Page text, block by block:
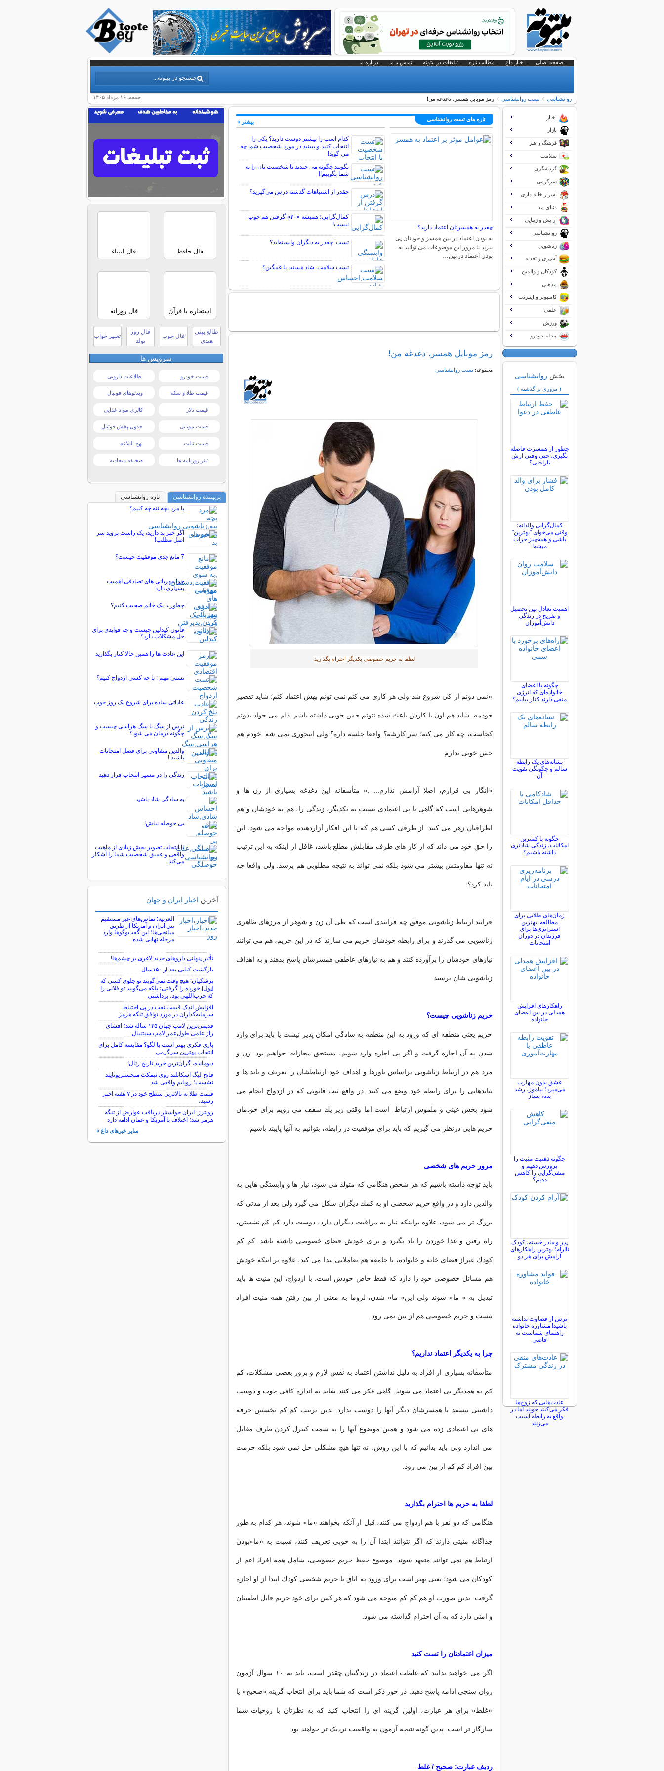
صفحه اصلی اخبار داغ مطالب تازه تبلیغات در بیتوته تماس با ما درباره ما
جمعه, ۱۶ مرداد ۱۴۰۵ روانشناسی تست روانشناسی رمز موبایل همسر، دغدغه من!
تازه های تست روانشناسی
چقدر به همسرتان اعتماد دارید؟
به بودن اعتماد در بین همسر و خودتان پی
ببرید با مرور این موضوعات می توانید به
بودن اعتماد در بین…
کدام اسب را بیشتر دوست دارید؟ یکی را
انتخاب کنید و ببینید در مورد شخصیت شما چه
می گوید!
بگویید چگونه می خندید تا شخصیت تان را به
شما بگوییم!!
چقدر از اشتباهات گذشته درس می‌گیرید؟
کمال‌گرایی؛ همیشه «۲۰» گرفتن هم خوب
نیست!
تست: چقدر به دیگران وابسته‌اید؟
تست سلامت: شاد هستيد يا غمگين؟
بیشتر »
رمز موبایل همسر، دغدغه من!
مجموعه:تست روانشناسی
لطفا به حریم خصوصی یکدیگر احترام بگذارید‎
«نمی دونم از کی شروع شد ولی هر کاری می کنم نمی تونم بهش اعتماد کنم؛ شاید تقصیر
خودمه. شاید هم اون با کارش باعث شده نتونم حس خوبی داشته باشم. دلم می خواد بدونم
کجاست، چه کار می کنه؛ سر کارشه؟ واقعا جلسه داره؟ ولی اینجوری نمی شه. خودم هم
حس خوبی ندارم.
«انگار بی قرارم، اصلا آرامش ندارم... .» متأسفانه این دغدغه بسیاری از زن ها و
شوهرهایی است كه گاهی با بی اعتمادی نسبت به یكدیگر، زندگی را، هم به خودشان و هم
اطرافیان زهر می كنند. از طرفی كسی هم كه با این افكار آزاردهنده مواجه می شود، این
را حق خود می داند كه از كار های طرف مقابلش مطلع باشد، غافل از اینكه به این ترتیب
نه تنها مقاومتش بیشتر می شود بلكه نمی تواند به نتیجه مطلوبی هم برسد. ولی واقعا چه
باید كرد؟
فرایند ارتباط زناشویی موفق چه فرایندی است كه طی آن زن و شوهر از مرزهای ظاهری
زناشویی می گذرند و برای رابطه خودشان حریم می سازند كه در این حریم، هم می توانند
نیازهای خودشان را برآورده كنند و هم به نیازهای عاطفی همسرشان پاسخ بدهند و به اهداف
زناشویی شان برسند.
حریم زناشویی چیست؟
حریم یعنی منطقه ای كه ورود به این منطقه به سادگی امكان پذیر نیست یا باید برای وارد
شدن به آن اجازه گرفت و اگر بی اجازه وارد شویم، مستحق مجازات خواهیم بود. زن و
مرد هم در ارتباط زناشویی براساس باورها و اهداف خود ارتباطشان را تعریف و باید ها و
نبایدهایی را برای رابطه خود وضع می كنند. در واقع ثبت قانونی كه در ازدواج انجام می
شود بخش عینی و ملموس ارتباط است اما وقتی زیر یك سقف می رویم برای خودمان
حریم هایی درنظر می گیریم كه باید برای موفقیت در رابطه، بتوانیم به آنها پایبند باشیم.
مرور حریم های شخصی
باید توجه داشته باشیم كه هر شخص هنگامی كه متولد می شود، نیاز ها و وابستگی هایی به
والدین دارد و در واقع حریم شخصی او به كمك دیگران شكل می گیرد ولی بعد از مدتی كه
بزرگ تر می شود، علاوه براینكه نیاز به مراقبت دیگران دارد، دوست دارد كم كم نشستن،
راه رفتن و غذا خوردن را یاد بگیرد و برای خودش فضای خصوصی داشته باشد. كم كم
كودك غیراز فضای خانه و خانواده، با جامعه هم تعاملاتی پیدا می كند، علاوه بر اینكه خودش
هم مسائل خصوصی خود را دارد كه فقط خاص خودش است. با ازدواج، این منیت ها باید
تبدیل به « ما» شوند ولی این« ما» شدن، لزوما به معنی از بین رفتن همه منیت افراد
نیست و حریم خصوصی هم از بین نمی رود.
چرا به یكدیگر اعتماد نداریم؟
متأسفانه بسیاری از افراد به دلیل نداشتن اعتماد به نفس لازم و بروز بعضی مشكلات، كم
كم به همدیگر بی اعتماد می شوند. گاهی فكر می كنند شاید به اندازه كافی خوب و دوست
داشتنی نیستند یا همسرشان دیگر آنها را دوست ندارد. بدین ترتیب كم كم نخستین جرقه
های بی اعتمادی زده می شود و همین موضوع آنها را به سمت كنترل كردن طرف مقابل
می اندازد ولی باید بدانیم كه با این روش، نه تنها هیچ مشكلی حل نمی شود بلكه حرمت
بین افراد كم كم از بین می رود.
لطفا به حریم ها احترام بگذارید
هنگامی كه دو نفر با هم ازدواج می كنند، قبل از آنكه بخواهند «ما» شوند، هر كدام به طور
جداگانه منیتی دارند كه اگر نتوانند ابتدا آن را به خوبی تعریف كنند، نسبت به «ما»بودن
ارتباط هم نمی توانند متعهد شوند. موضوع حفظ حریم خصوصی، شامل همه افراد اعم از
كودكان می شود؛ یعنی بهتر است برای ورود به اتاق یا حریم شخصی كودك ابتدا از او اجازه
گرفت. بدین صورت او هم كم كم متوجه می شود كه هر كس برای خود حریم قابل اطمینان
و امنی دارد كه به آن احترام گذاشته می شود.
میزان اعتمادتان را تست کنید
اگر می خواهید بدانید که غلظت اعتماد در زندگیتان چقدر است، باید به ۱۰ سوال آزمون
روان سنجی ادامه پاسخ دهید. در خور ذکر است که شما باید برای انتخاب گزینه «صحیح» یا
«غلط» برای هر عبارت، اولین گزینه ای را انتخاب کنید که به نظرتان با روحیات شما
سازگار تر است. بدین گونه نتیجه آزمون به واقعیت نزدیک تر خواهند بود.
ردیف عبارت: صحیح / غلط
اخبار
بازار
فرهنگ و هنر
سلامت
گردشگری
سرگرمی
اسرار خانه داری
دنیای مد
آرایش و زیبایی
روانشناسی
زناشویی
آشپزی و تغذیه
کودکان و والدین
مذهبی
کامپیوتر و اینترنت
علمی
ورزش
مجله خودرو
بخش روانشناسی
( مروری بر گذشته )
چطور از همسرت فاصله
نگيری، حتی وقتی ازش
ناراحتی؟
کمال‌گرایی والدانه؛
وقتی می‌خوای "بهترین"
باشی و همه‌چیز خراب
میشه!
اهمیت تعادل بین تحصیل
و تفریح در زندگی
دانش‌آموزان
چگونه با اعضای
خانواده‌ای که انرژی
منفی دارند کنار بیاییم؟
نشانه‌های یک رابطه
سالم و چگونگی تقویت
آن
چگونه با کمترین
امکانات، زندگی شادتری
داشته باشیم؟
زمان‌های طلایی برای
مطالعه: بهترین
استراتژی‌ها برای
فرزندان در دوران
امتحانات
راهکارهای افزایش
همدلی در بین اعضای
خانواده
عشق بدون مهارت
می‌میرد؛ بیاموز، رشد
بده، بساز
چگونه ذهنیت مثبت را
پرورش دهیم و
منفی‌گرایی را کاهش
دهیم؟
پدر و مادر خسته، کودک
ناآرام؛ بهترین راهکارهای
آرامش برای هر دو
ترس از قضاوت نداشته
باشید! مشاوره خانواده
راهنمای شماست نه
قاضی
عادت‌هایی که زوج‌ها
فکر می‌کنند خوبند اما در
واقع به رابطه آسیب
می‌زنند
فال حافظ فال انبیاء
استخاره با قرآن فال روزانه
طالع بینی
هندی
فال چوب
فال روز
تولد
تعبیر خواب
سرویس ها
قیمت خودرو اطلاعات دارویی
قیمت طلا و سکه ویدئوهای فوتبال
قیمت دلار کالری مواد غذایی
قیمت موبایل جدول پخش فوتبال
قیمت تبلت نهج البلاغه
تیتر روزنامه ها صحیفه سجادیه
پربیننده روانشناسی
تازه روانشناسی
با مرد بچه‌ ننه چه کنیم؟
اگر خبر بد دارید، یک راست بروید سر
اصل مطلب!
7 مانع جدی موفقیت چیست؟
چرا مهربانی‌ های تصادفی اهمیت
بسیاری دارد
چطور با یک خانم صحبت کنیم؟
قانون کیدلین چیست و چه فوایدی برای
حل مشکلات دارد؟
این عادت ها را همین حالا کنار بگذارید
تستی مهم : با چه کسی ازدواج کنیم؟
عاداتی ساده برای شروع یک روز خوب
ترس از سگ یا سگ هراسی چیست و
چگونه درمان می شود؟
والدین متفاوتی برای فصل امتحانات
باشید !
زندگی را در مسیر انتخاب قرار دهید
به سادگی شاد باشید
بی حوصله نباش!
با انتخاب تصویر بخش زیادی از ماهیت
واقعی و عمیق شخصیت شما را آشکار
می‌کند.
آخرین اخبار ایران و جهان
العربیه: تماس‌های غیر مستقیم
بین ایران و آمریکا از طریق
میانجی‌ها؛ این گفت‌و‌گو‌ها وارد
مرحله نهایی شده
تأثیر پنهانی داروهای جدید لاغری بر چشم‌ها!
بازگشت کتابی بعد از ۱۵۰سال
پزشکیان: هیچ وقت نمی‌گویند تو جلوی کسی که
[پول] خورده را گرفتی؛ بلکه می‌گویند تو فلانی را
که حزب‌اللهی بود، برداشتی
افزایش اندک قیمت نفت در پی احتیاط
سرمایه‌گذاران در مورد توافق تنگه هرمز
قدیمی‌ترین لامپ جهان ۱۲۵ ساله شد؛ افشای
راز علمی طول‌عمر لامپ سنتنیال
بازی فکری بهتر است یا لگو؟ مقایسه کامل برای
انتخاب بهترین سرگرمی
دیومانده، گران‌ترین خرید تاریخ رئال!
فاتح لیگ اسکاتلند روی نیمکت منچستریونایتد
نشست؛ رویایم واقعی شد
قیمت طلا به بالاترین سطح خود در ۷ هفته اخیر
رسید،
رویترز: ایران خواستار دریافت عوارض از تنگه
هرمز شد؛ اختلاف با آمریکا و عمان ادامه دارد
سایر خبرهای داغ »